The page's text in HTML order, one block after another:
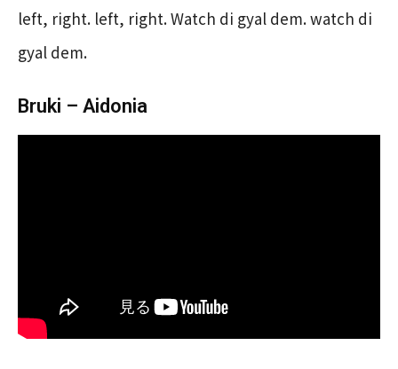
left, right. left, right. Watch di gyal dem. watch di
gyal dem.
Bruki – Aidonia